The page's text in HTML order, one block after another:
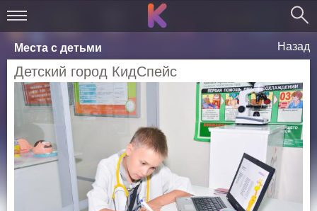
Места с детьми Назад
Детский город КидСпейс